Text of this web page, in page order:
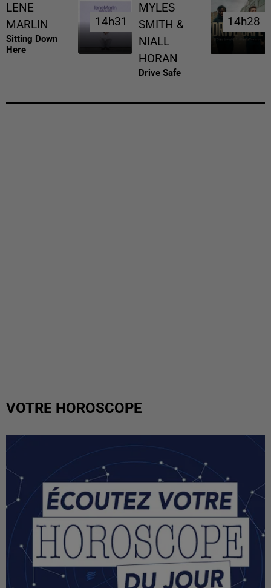
LENE
MARLIN
Sitting Down
Here
14h31
14h31
MYLES
SMITH &
NIALL
HORAN
Drive Safe
14h28
14h28
VOTRE HOROSCOPE